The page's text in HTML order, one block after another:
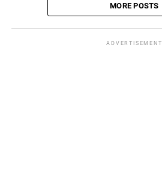
MORE POSTS
ADVERTISEMENT